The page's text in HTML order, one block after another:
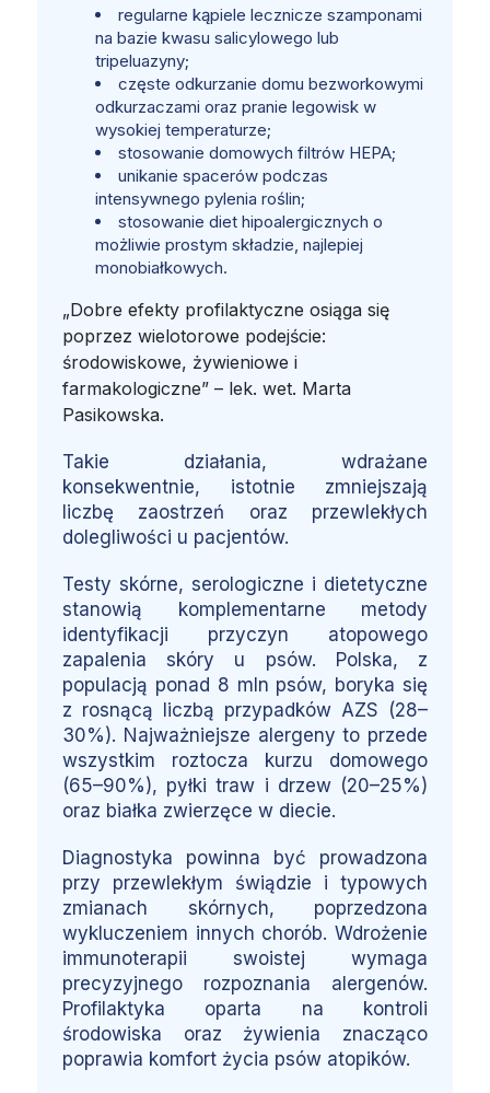
regularne kąpiele lecznicze szamponami
na bazie kwasu salicylowego lub
tripeluazyny;
częste odkurzanie domu bezworkowymi
odkurzaczami oraz pranie legowisk w
wysokiej temperaturze;
stosowanie domowych filtrów HEPA;
unikanie spacerów podczas
intensywnego pylenia roślin;
stosowanie diet hipoalergicznych o
możliwie prostym składzie, najlepiej
monobiałkowych.
„Dobre efekty profilaktyczne osiąga się
poprzez wielotorowe podejście:
środowiskowe, żywieniowe i
farmakologiczne” – lek. wet. Marta
Pasikowska.
Takie działania, wdrażane
konsekwentnie, istotnie zmniejszają
liczbę zaostrzeń oraz przewlekłych
dolegliwości u pacjentów.
Testy skórne, serologiczne i dietetyczne
stanowią komplementarne metody
identyfikacji przyczyn atopowego
zapalenia skóry u psów. Polska, z
populacją ponad 8 mln psów, boryka się
z rosnącą liczbą przypadków AZS (28–
30%). Najważniejsze alergeny to przede
wszystkim roztocza kurzu domowego
(65–90%), pyłki traw i drzew (20–25%)
oraz białka zwierzęce w diecie.
Diagnostyka powinna być prowadzona
przy przewlekłym świądzie i typowych
zmianach skórnych, poprzedzona
wykluczeniem innych chorób. Wdrożenie
immunoterapii swoistej wymaga
precyzyjnego rozpoznania alergenów.
Profilaktyka oparta na kontroli
środowiska oraz żywienia znacząco
poprawia komfort życia psów atopików.